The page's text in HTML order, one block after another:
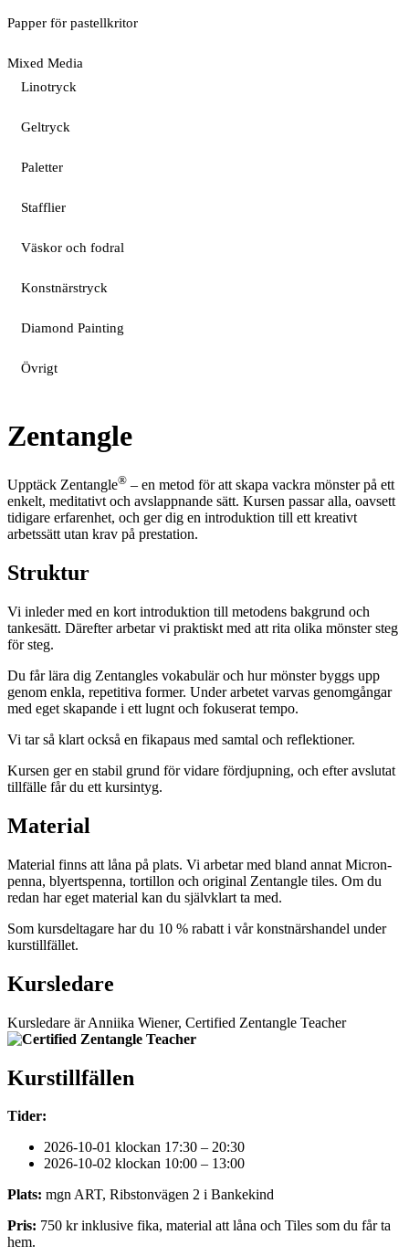
Papper för pastellkritor
Mixed Media
Linotryck
Geltryck
Paletter
Stafflier
Väskor och fodral
Konstnärstryck
Diamond Painting
Övrigt
Zentangle
Upptäck Zentangle® – en metod för att skapa vackra mönster på ett
enkelt, meditativt och avslappnande sätt.️ Kursen passar alla, oavsett
tidigare erfarenhet, och ger dig en introduktion till ett kreativt
arbetssätt utan krav på prestation.
Struktur
Vi inleder med en kort introduktion till metodens bakgrund och
tankesätt. Därefter arbetar vi praktiskt med att rita olika mönster steg
för steg.
Du får lära dig Zentangles vokabulär och hur mönster byggs upp
genom enkla, repetitiva former. Under arbetet varvas genomgångar
med eget skapande i ett lugnt och fokuserat tempo.
Vi tar så klart också en fikapaus med samtal och reflektioner.
Kursen ger en stabil grund för vidare fördjupning, och efter avslutat
tillfälle får du ett kursintyg.
Material
Material finns att låna på plats. Vi arbetar med bland annat Micron-
penna, blyertspenna, tortillon och original Zentangle tiles. Om du
redan har eget material kan du självklart ta med.
Som kursdeltagare har du 10 % rabatt i vår konstnärshandel under
kurstillfället.
Kursledare
Kursledare är Anniika Wiener, Certified Zentangle Teacher
Kurstillfällen
Tider:
2026-10-01 klockan 17:30 – 20:30
2026-10-02 klockan 10:00 – 13:00
Plats: mgn ART, Ribstonvägen 2 i Bankekind
Pris: 750 kr inklusive fika, material att låna och Tiles som du får ta
hem.